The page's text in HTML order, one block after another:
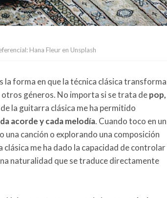
Hana Fleur en Unsplash
la forma en que la técnica clásica transforma
géneros. No importa si se trata depop,
de la guitarra clásica me ha permitido
acorde y cada melodía. Cuando toco en un
canción o explorando una composición
me ha dado la capacidad de controlar
naturalidad que se traduce directamente